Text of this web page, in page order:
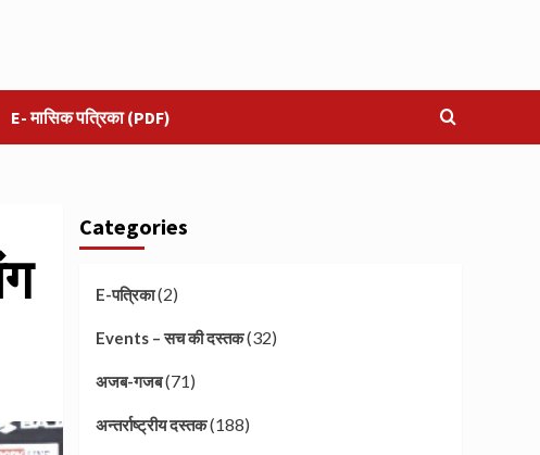
E- मासिक पत्रिका (PDF)
Categories
E-पत्रिका(2)
Events – सच की दस्तक(32)
अजब-गजब(71)
अन्तर्राष्ट्रीय दस्तक(188)